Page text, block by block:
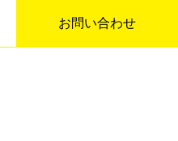
お問い合わせ